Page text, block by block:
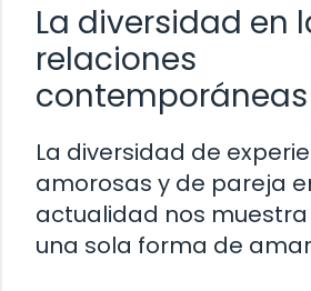
La diversidad en
relaciones
contemporáneas
La diversidad de
amorosas y de pareja
actualidad nos
una sola forma de